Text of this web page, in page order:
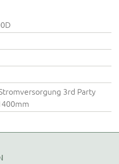
3rd Party